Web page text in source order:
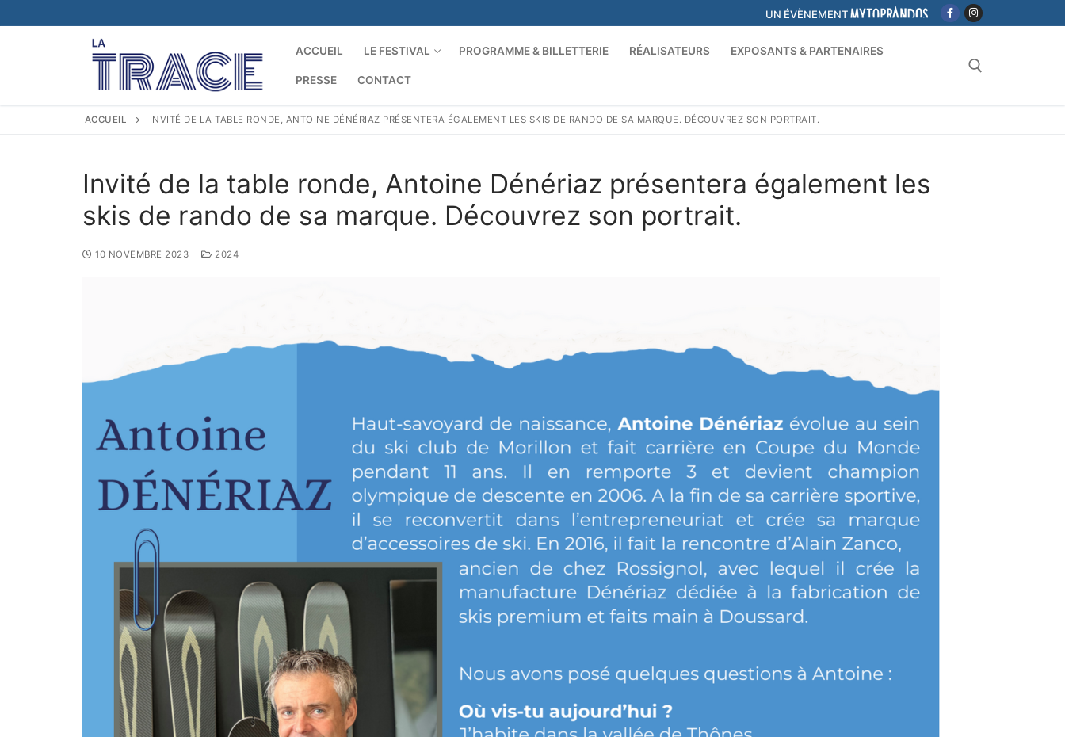
UN ÉVÈNEMENT
ACCUEIL LE FESTIVAL PROGRAMME & BILLETTERIE RÉALISATEURS EXPOSANTS & PARTENAIRES
PRESSE CONTACT
ACCUEIL INVITÉ DE LA TABLE RONDE, ANTOINE DÉNÉRIAZ PRÉSENTERA ÉGALEMENT LES SKIS DE RANDO DE SA MARQUE. DÉCOUVREZ SON PORTRAIT.
Invité de la table ronde, Antoine Dénériaz présentera également les
skis de rando de sa marque. Découvrez son portrait.
10 NOVEMBRE 2023 2024